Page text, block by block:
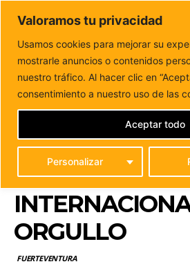
Valoramos tu privacidad
Usamos cookies para mejorar su
mostrarle anuncios o contenidos
nuestro tráfico. Al hacer clic en
consentimiento a nuestro uso de las
Personalizar
Aceptar todo
DUNAS FM
Tu informacion de forma
Inicio FUERTEVENTURA
La
Puerto del Rosario con motivo del
LA BANDERA
ONDEA EN
ROSARIO CON
DEL DÍA
ORGULLO
FUERTEVENTURA